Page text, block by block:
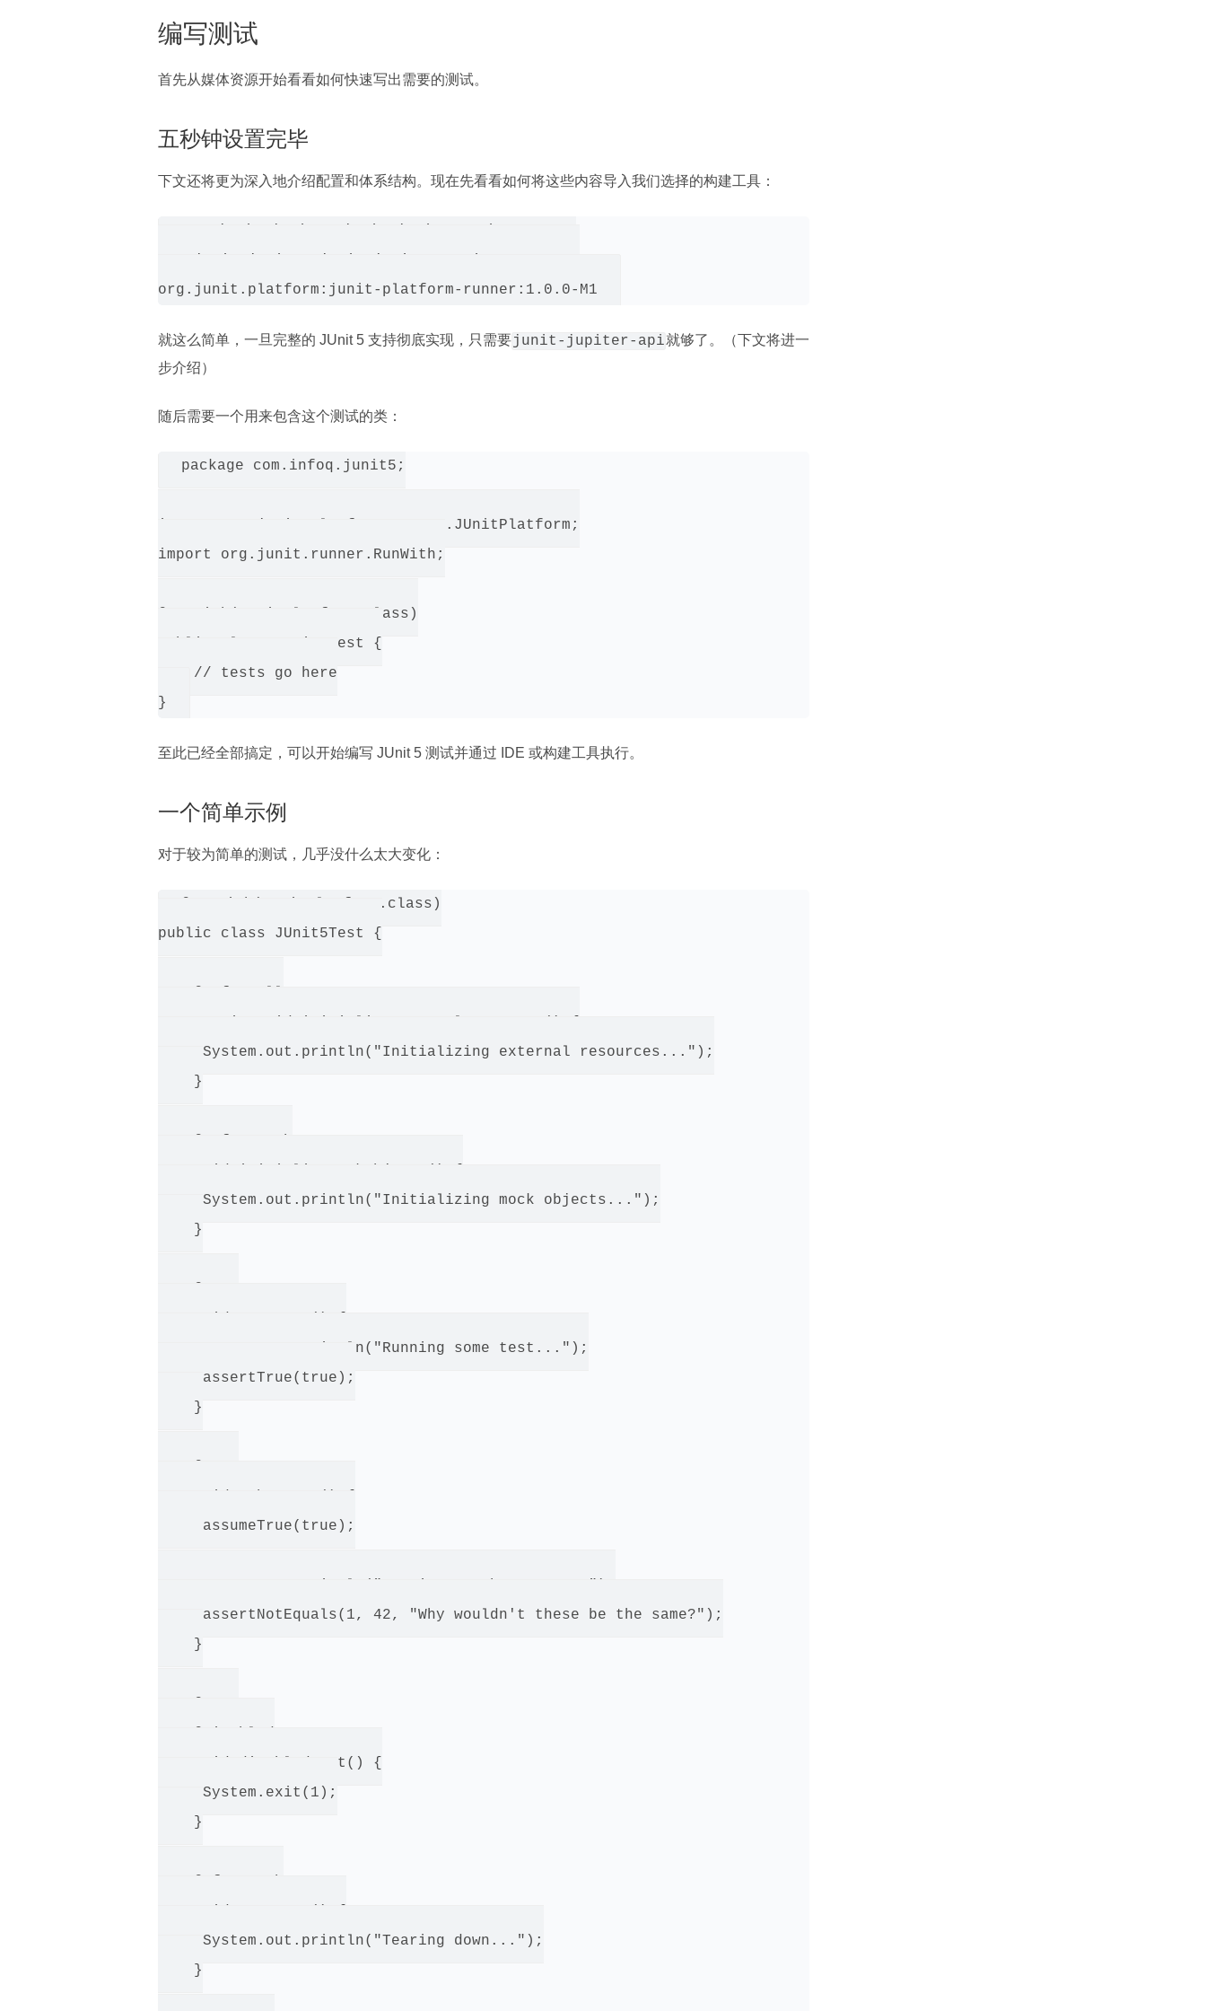
编写测试
首先从媒体资源开始看看如何快速写出需要的测试。
五秒钟设置完毕
下文还将更为深入地介绍配置和体系结构。现在先看看如何将这些内容导入我们选择的构建工具：
就这么简单，一旦完整的 JUnit 5 支持彻底实现，只需要junit-jupiter-api就够了。（下文将进一
步介绍）
随后需要一个用来包含这个测试的类：
package com.infoq.junit5;
import org.junit.platform.runner.JUnitPlatform;
import org.junit.runner.RunWith;
@RunWith(JUnitPlatform.class)
public class JUnit5Test {
    // tests go here
至此已经全部搞定，可以开始编写 JUnit 5 测试并通过 IDE 或构建工具执行。
一个简单示例
对于较为简单的测试，几乎没什么太大变化：
@RunWith(JUnitPlatform.class)
public class JUnit5Test {
     System.out.println("Initializing external resources...");
    }
     System.out.println("Initializing mock objects...");
    }
     System.out.println("Running some test...");
     assertTrue(true);
    }
     assumeTrue(true);
     assertNotEquals(1, 42, "Why wouldn't these be the same?");
    }
    void disabledTest() {
     System.exit(1);
    }
     System.out.println("Tearing down...");
    }